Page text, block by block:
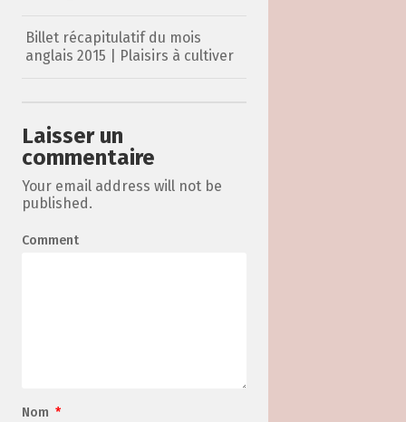
Billet récapitulatif du mois
anglais 2015 | Plaisirs à cultiver
Laisser un
commentaire
Your email address will not be
published.
Comment
Nom *